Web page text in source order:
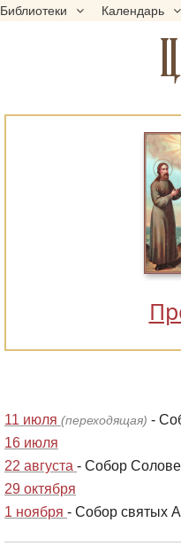
Библиотеки Календарь
11 июля (переходящая) -
16 июля
22 августа - Собор
29 октября
1 ноября - Собор святых